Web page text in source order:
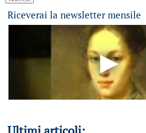
Riceverai la newsletter mensile